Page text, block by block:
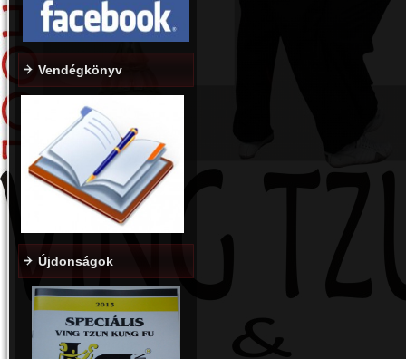
Vendégkönyv
Újdonságok